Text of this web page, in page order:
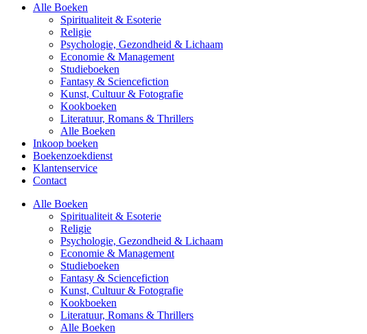
Alle Boeken
Spiritualiteit & Esoterie
Religie
Psychologie, Gezondheid & Lichaam
Economie & Management
Studieboeken
Fantasy & Sciencefiction
Kunst, Cultuur & Fotografie
Kookboeken
Literatuur, Romans & Thrillers
Alle Boeken
Inkoop boeken
Boekenzoekdienst
Klantenservice
Contact
Alle Boeken
Spiritualiteit & Esoterie
Religie
Psychologie, Gezondheid & Lichaam
Economie & Management
Studieboeken
Fantasy & Sciencefiction
Kunst, Cultuur & Fotografie
Kookboeken
Literatuur, Romans & Thrillers
Alle Boeken